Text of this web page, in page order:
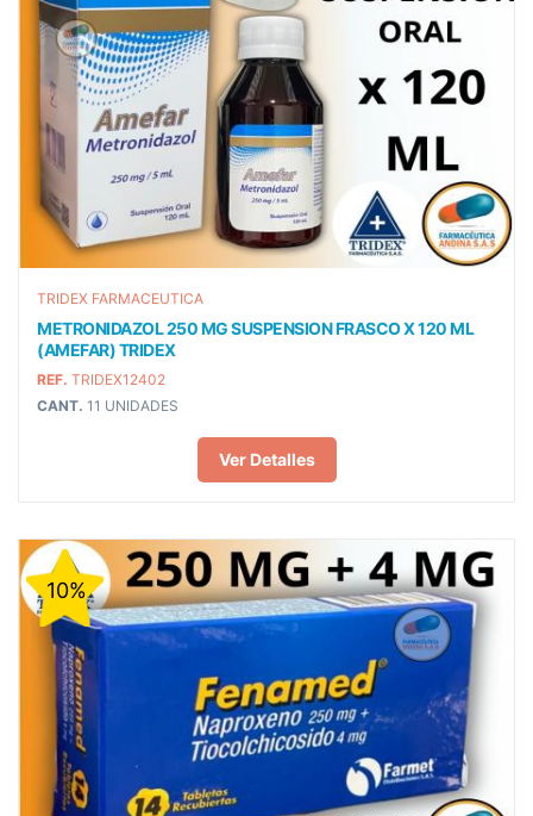
TRIDEX FARMACEUTICA
METRONIDAZOL 250 MG SUSPENSION FRASCO X 120 ML
(AMEFAR) TRIDEX
REF. TRIDEX12402
CANT. 11 UNIDADES
Ver Detalles
10%